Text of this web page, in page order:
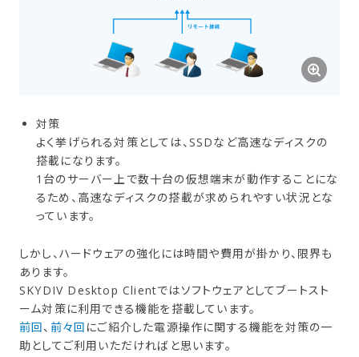
対策
よく挙げられる対策としては、SSDなど高速なディスクの
搭載になります。
1台のサーバー上で数十台の仮想端末が動作することにな
るため、高速なディスクの搭載が求められやすい状況とな
っています。
しかし、ハードウェアの強化には時間や費用が掛かり、限界も
あります。
SKYDIV Desktop Clientではソフトウェアとしてブートスト
ーム対策に利用できる機能を搭載しています。
前回、 前々回 にご紹介した電源操作に関する機能を対策の一
助としてご利用いただければと思います。